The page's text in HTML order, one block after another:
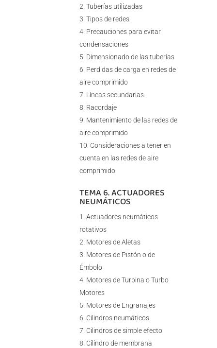
Tuberías utilizadas
Tipos de redes
Precauciones para evitar
condensaciones
Dimensionado de las tuberías
Perdidas de carga en redes de
aire comprimido
Líneas secundarias.
Racordaje
Mantenimiento de las redes de
aire comprimido
Consideraciones a tener en
cuenta en las redes de aire
comprimido
TEMA 6. ACTUADORES
NEUMÁTICOS
Actuadores neumáticos
rotativos
Motores de Aletas
Motores de Pistón o de
Émbolo
Motores de Turbina o Turbo
Motores
Motores de Engranajes
Cilindros neumáticos
Cilindros de simple efecto
Cilindro de membrana